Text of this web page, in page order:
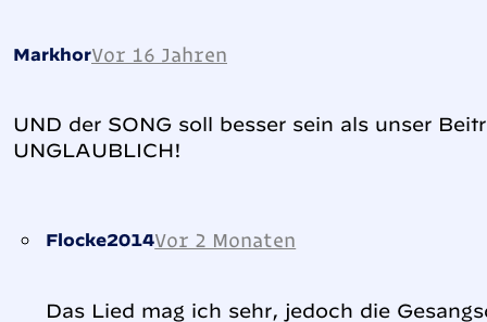
MarkhorVor 16 Jahren
UND der SONG soll besser sein als unser
UNGLAUBLICH!
Flocke2014Vor 2 Monaten
Das Lied mag ich sehr, jedoch die